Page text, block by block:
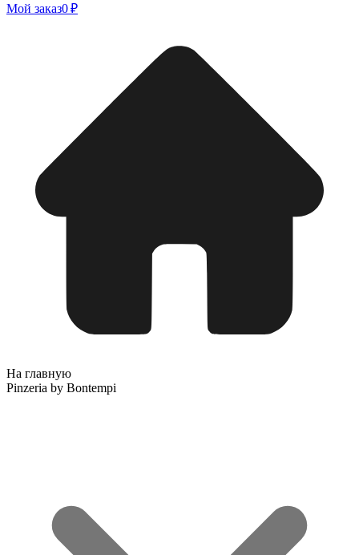
Мой заказ0 ₽
На главную
Pinzeria by Bontempi